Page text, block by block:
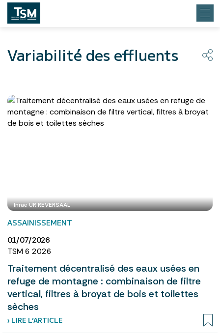
Variabilité des effluents
Inrae UR REVERSAAL
ASSAINISSEMENT
01/07/2026
TSM 6 2026
Traitement décentralisé des eaux usées en
refuge de montagne : combinaison de filtre
vertical, filtres à broyat de bois et toilettes
sèches
› LIRE L’ARTICLE